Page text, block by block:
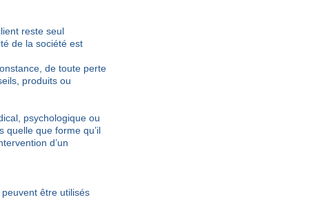
reste seul
de la société est
de toute perte
produits ou
psychologique ou
quelle que forme qu’il
d’un
être utilisés